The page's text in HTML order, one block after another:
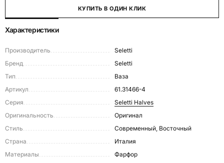
КУПИТЬ В ОДИН КЛИК
Характеристики
Производитель
Seletti
Бренд
Seletti
Тип
Ваза
Артикул
61.31466-4
Серия
Seletti Halves
Оригинальность
Оригинал
Стиль
Современный, Восточный
Страна
Италия
Материалы
Фарфор